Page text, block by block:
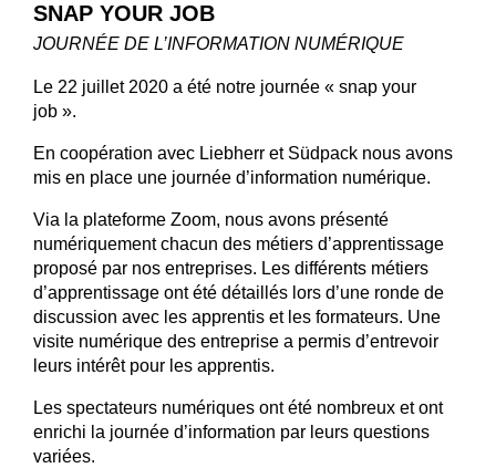
LES ENTREPRISES
CARRIÈRE
DE ENFR
SNAP YOUR JOB
JOURNÉE DE L’INFORMATION NUMÉRIQUE
Le 22 juillet 2020 a été notre journée « snap your
job ».
En coopération avec Liebherr et Südpack nous avons
mis en place une journée d’information numérique.
Via la plateforme Zoom, nous avons présenté
numériquement chacun des métiers d’apprentissage
proposé par nos entreprises. Les différents métiers
d’apprentissage ont été détaillés lors d’une ronde de
discussion avec les apprentis et les formateurs. Une
visite numérique des entreprise a permis d’entrevoir
leurs intérêt pour les apprentis.
Les spectateurs numériques ont été nombreux et ont
enrichi la journée d’information par leurs questions
variées.